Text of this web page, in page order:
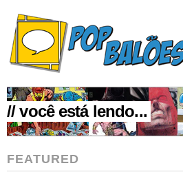
// você está lendo...
FEATURED